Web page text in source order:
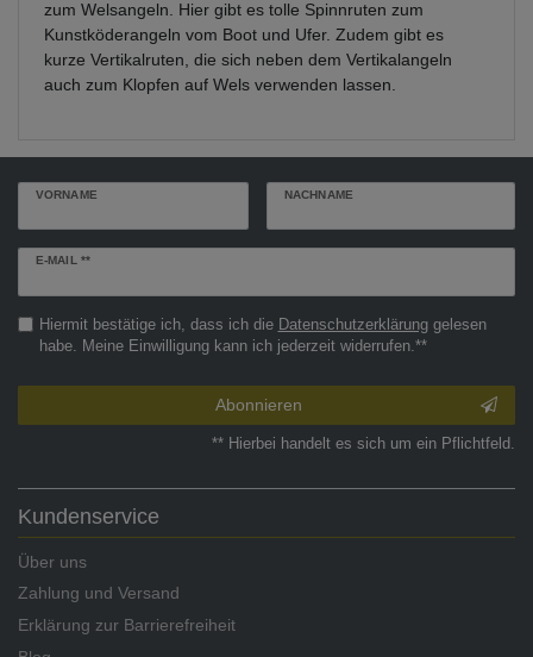
zum Welsangeln. Hier gibt es tolle Spinnruten zum
Kunstköderangeln vom Boot und Ufer. Zudem gibt es
kurze Vertikalruten, die sich neben dem Vertikalangeln
auch zum Klopfen auf Wels verwenden lassen.
VORNAME NACHNAME
E-MAIL **
Newsletter
Hiermit bestätige ich, dass ich die Daten­schutz­erklärunggelesen
habe. Meine Einwilligung kann ich jederzeit widerrufen.**
Abonnieren
** Hierbei handelt es sich um ein Pflichtfeld.
Kundenservice
Über uns
Zahlung und Versand
Erklärung zur Barrierefreiheit